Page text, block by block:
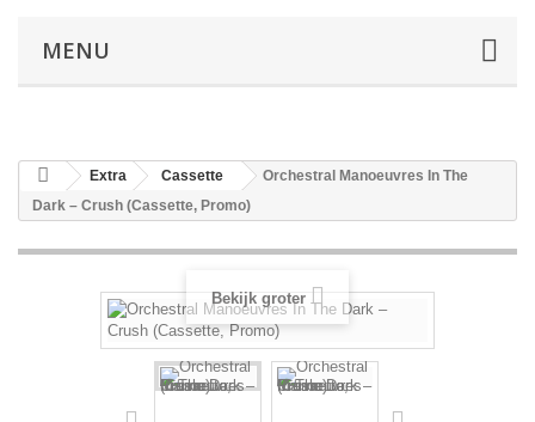
MENU
Extra Cassette
Orchestral Manoeuvres In The
Dark – Crush (Cassette, Promo)
Bekijk groter